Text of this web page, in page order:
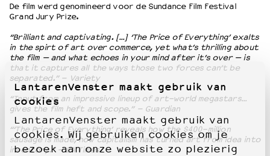
LantarenVenster maakt gebruik van
cookies
LantarenVenster maakt gebruik van
cookies. Wij gebruiken cookies om je
bezoek aan onze website zo plezierig
De film werd genomineerd voor de Sundance Film Festival
Grand Jury Prize.
“Brilliant and captivating. […] ‘The Price of Everything’ exalts
in the spirt of art over commerce, yet what’s thrilling about
the film — and what echoes in your mind after it’s over — is
that it captures all the ways those two forces can’t be
separated.” – Variety
“Input from an impressive lineup of art-world megastars…
gives the film heft and scope.” – Guardian
“‘The Price of Everything’ reveals how the $400-million
sausage is made, how capitalism has turned art from idea into
inventory.” – LA Times